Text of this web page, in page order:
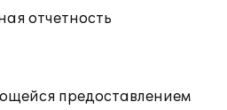
отчетность
предоставлением